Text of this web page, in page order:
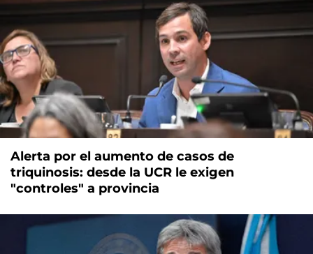
Alerta por el aumento de casos de
triquinosis: desde la UCR le exigen
"controles" a provincia